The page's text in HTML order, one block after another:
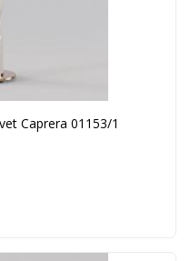
Caprera 01153/1